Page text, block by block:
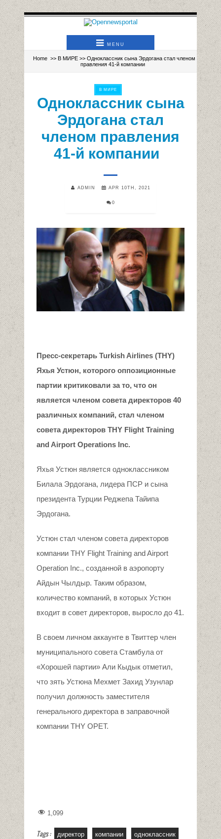
MENU
Home >> В МИРЕ >> Одноклассник сына Эрдогана стал членом
правления 41-й компании
В МИРЕ
Одноклассник сына
Эрдогана стал
членом правления
41-й компании
ADMIN APR 10TH, 2021
0
Пресс-секретарь Turkish Airlines (THY)
Яхья Устюн, которого оппозиционные
партии критиковали за то, что он
является членом совета директоров 40
различных компаний, стал членом
совета директоров THY Flight Training
and Airport Operations Inc.
Яхья Устюн является одноклассником
Билала Эрдогана, лидера ПСР и сына
президента Турции Реджепа Тайипа
Эрдогана.
Устюн стал членом совета директоров
компании THY Flight Training and Airport
Operation Inc., созданной в аэропорту
Айдын Чылдыр. Таким образом,
количество компаний, в которых Устюн
входит в совет директоров, выросло до 41.
В своем личном аккаунте в Твиттер член
муниципального совета Стамбула от
«Хорошей партии» Али Кыдык отметил,
что зять Устюна Мехмет Захид Узунлар
получил должность заместителя
генерального директора в заправочной
компании THY OPET.
1,099
Tags : директор компании одноклассник